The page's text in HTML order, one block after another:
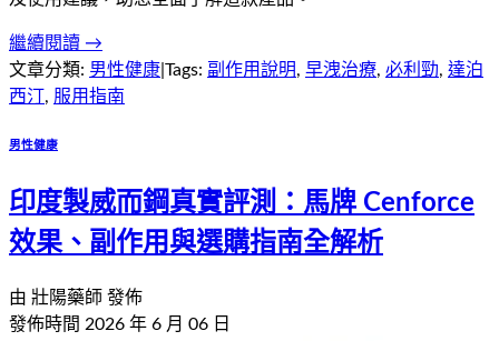
繼續閱讀 →
文章分類: 男性健康 Tags: 副作用說明, 早洩治療, 必利勁, 達泊
西汀 , 服用指南
男性健康
印度製威而鋼真實評測：馬牌 Cenforce
效果、副作用與選購指南全解析
由 壯陽藥師 發佈
發佈時間 2026 年 6 月 06 日